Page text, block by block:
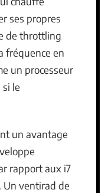
ses propres
de throttling
fréquence en
un processeur
le
un avantage
rapport aux i7
Un ventirad de